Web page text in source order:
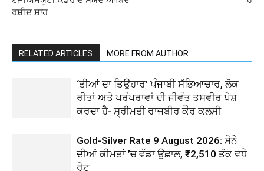
ਰਸ਼ੀਦ ਸ਼ਾਹ
RELATED ARTICLES MORE FROM AUTHOR
‘ਤੀਆਂ ਦਾ ਤਿਉਹਾਰ’ ਪੰਜਾਬੀ ਸੱਭਿਆਚਾਰ, ਲੋਕ
ਰੀਤਾਂ ਅਤੇ ਪਰੰਪਰਾਵਾਂ ਦੀ ਜੀਵੰਤ ਤਸਵੀਰ ਪੇਸ਼
ਕਰਦਾ ਹੈ- ਸ੍ਰੀਮਤੀ ਰਾਜਬੀਰ ਕੌਰ ਕਲਸੀ
Gold-Silver Rate 9 August 2026: ਸੋਨੇ
ਦੀਆਂ ਕੀਮਤਾਂ ’ਚ ਵੱਡਾ ਉਛਾਲ, ₹2,510 ਤੱਕ ਵਧੇ
ਰੇਟ